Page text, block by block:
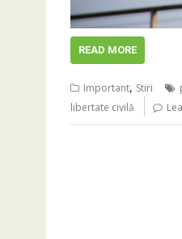
READ MORE
Important, Stiri
libertate civilă